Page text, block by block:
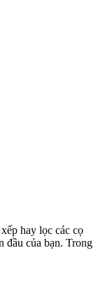
hay lọc các cọ
đầu của bạn. Trong